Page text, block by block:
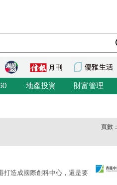
地產投資 財富管理
頁數：
打造成國際創科中心，還是要